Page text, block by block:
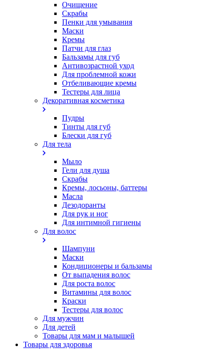
Очищение
Скрабы
Пенки для умывания
Маски
Кремы
Патчи для глаз
Бальзамы для губ
Антивозрастной уход
Для проблемной кожи
Oтбеливающие кремы
Тестеры для лица
Декоративная косметика
Пудры
Тинты для губ
Блески для губ
Для тела
Мыло
Гели для душа
Скрабы
Кремы, лосьоны, баттеры
Масла
Дезодоранты
Для рук и ног
Для интимной гигиены
Для волос
Шампуни
Маски
Кондиционеры и бальзамы
От выпадения волос
Для роста волос
Витамины для волос
Краски
Тестеры для волос
Для мужчин
Для детей
Товары для мам и малышей
Товары для здоровья